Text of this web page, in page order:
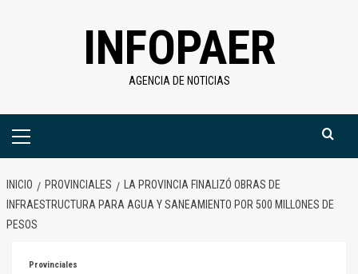
INFOPAER
AGENCIA DE NOTICIAS
Menú
INICIO PROVINCIALES
LA PROVINCIA FINALIZÓ OBRAS DE
INFRAESTRUCTURA PARA AGUA Y SANEAMIENTO POR 500 MILLONES DE
PESOS
Provinciales